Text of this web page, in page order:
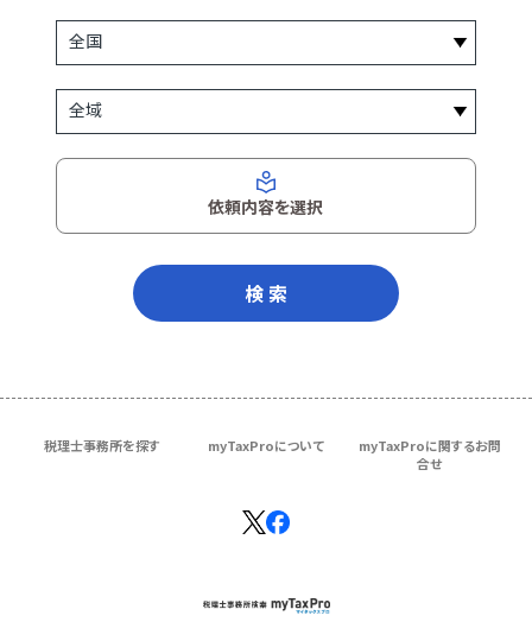
依頼内容を選択
検 索
税理士事務所を探す myTaxProについて
myTaxProに関するお問
合せ